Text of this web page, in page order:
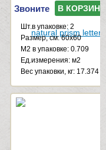
Звоните В КОРЗИНУ
Шт.в упаковке: 2
Размер, см: 60x60
М2 в упаковке: 0.709
Ед.измерения: м2
Веc упаковки, кг: 17.374